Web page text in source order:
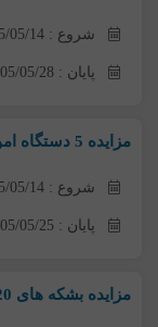
شروع : 05/05/14
پایان : 05/05/28
مزایده 5 دستگاه اموال
شروع : 05/05/14
پایان : 05/05/25
مزایده بشکه های 220 لیتری پلاستیکی